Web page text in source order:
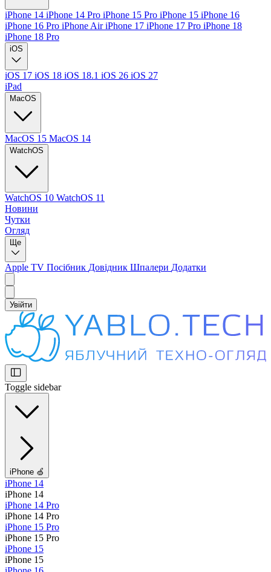
iPhone 14 iPhone 14 Pro iPhone 15 Pro iPhone 15 iPhone 16
iPhone 16 Pro iPhone AiriPhone 17 iPhone 17 Pro iPhone 18
iPhone 18 Pro
iOS
iOS 17 iOS 18 iOS 18.1 iOS 26 iOS 27
iPad
MacOS
MacOS 15 MacOS 14
WatchOS
WatchOS 10 WatchOS 11
Новини
Чутки
Огляд
Ще
Apple TV Посібник Довідник Шпалери Додатки
Увійти
Toggle sidebar
iPhone 🍏
iPhone 14
iPhone 14
iPhone 14 Pro
iPhone 14 Pro
iPhone 15 Pro
iPhone 15 Pro
iPhone 15
iPhone 15